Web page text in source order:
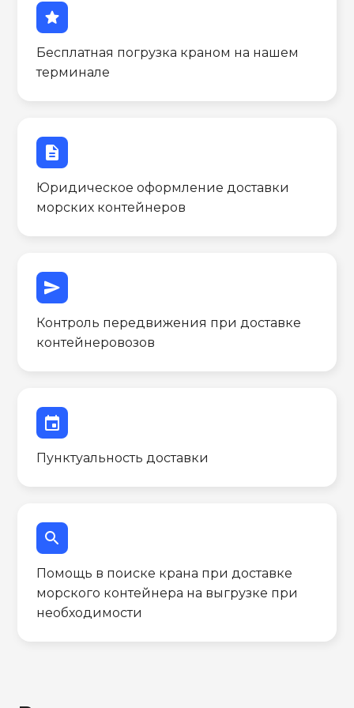
star
Бесплатная погрузка краном на нашем
терминале
description
Юридическое оформление доставки
морских контейнеров
send
Контроль передвижения при доставке
контейнеровозов
event
Пунктуальность доставки
search
Помощь в поиске крана при доставке
морского контейнера на выгрузке при
необходимости